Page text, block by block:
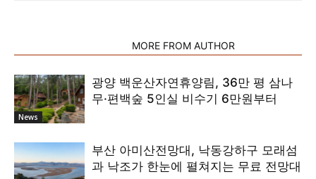
MORE FROM AUTHOR
News
광양 백운산자연휴양림, 36만 평 삼나
무·편백숲 5인실 비수기 6만원부터
부산 아미산전망대, 낙동강하구 모래섬
과 낙조가 한눈에 펼쳐지는 무료 전망대